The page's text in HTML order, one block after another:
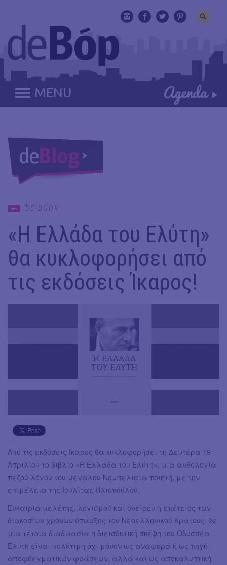
MENU
DE-BOOK
«Η Ελλάδα του Ελύτη»
θα κυκλοφορήσει από
τις εκδόσεις Ίκαρος!
Από τις εκδόσεις Ίκαρος θα κυκλοφορήσει τη Δευτέρα 19
Απριλίου το βιβλίο «Η Ελλάδα του Ελύτη», μια ανθολογία
πεζού λόγου του μεγάλου Νομπελίστα ποιητή, με την
επιμέλεια της Ιουλίτας Ηλιοπούλου.
Ευκαιρία μελέτης, λογισμού και ονείρου η επέτειος των
διακοσίων χρόνων ύπαρξης του Νεοελληνικού Κράτους. Σε
μια τέτοια διαδικασία η διεισδυτική σκέψη του Οδυσσέα
Ελύτη είναι πολύτιμη όχι μόνον ως αναφορά ή ως πηγή
αποφθεγματικών φράσεων, αλλά και ως αποκαλυπτική